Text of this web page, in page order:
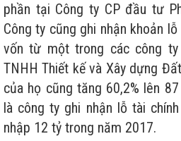
phần tại Công ty CP đầu tư
Công ty cũng ghi nhận khoản
vốn từ một trong các công
TNHH Thiết kế và Xây dựng
của họ cũng tăng 60,2% lên
là công ty ghi nhận lỗ tài
nhập 12 tỷ trong năm 2017.